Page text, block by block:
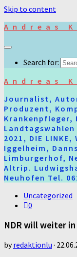
Skip to content
Andreas
Search for:
Andreas
Journalist,
Produzent,
Landtagswahlen
2021, DIE
Iggelheim,
Limburgerhof,
Altrip.
Neuhofen Tel.
Uncategorized
0
NDR will weiter
byredaktionlu ·